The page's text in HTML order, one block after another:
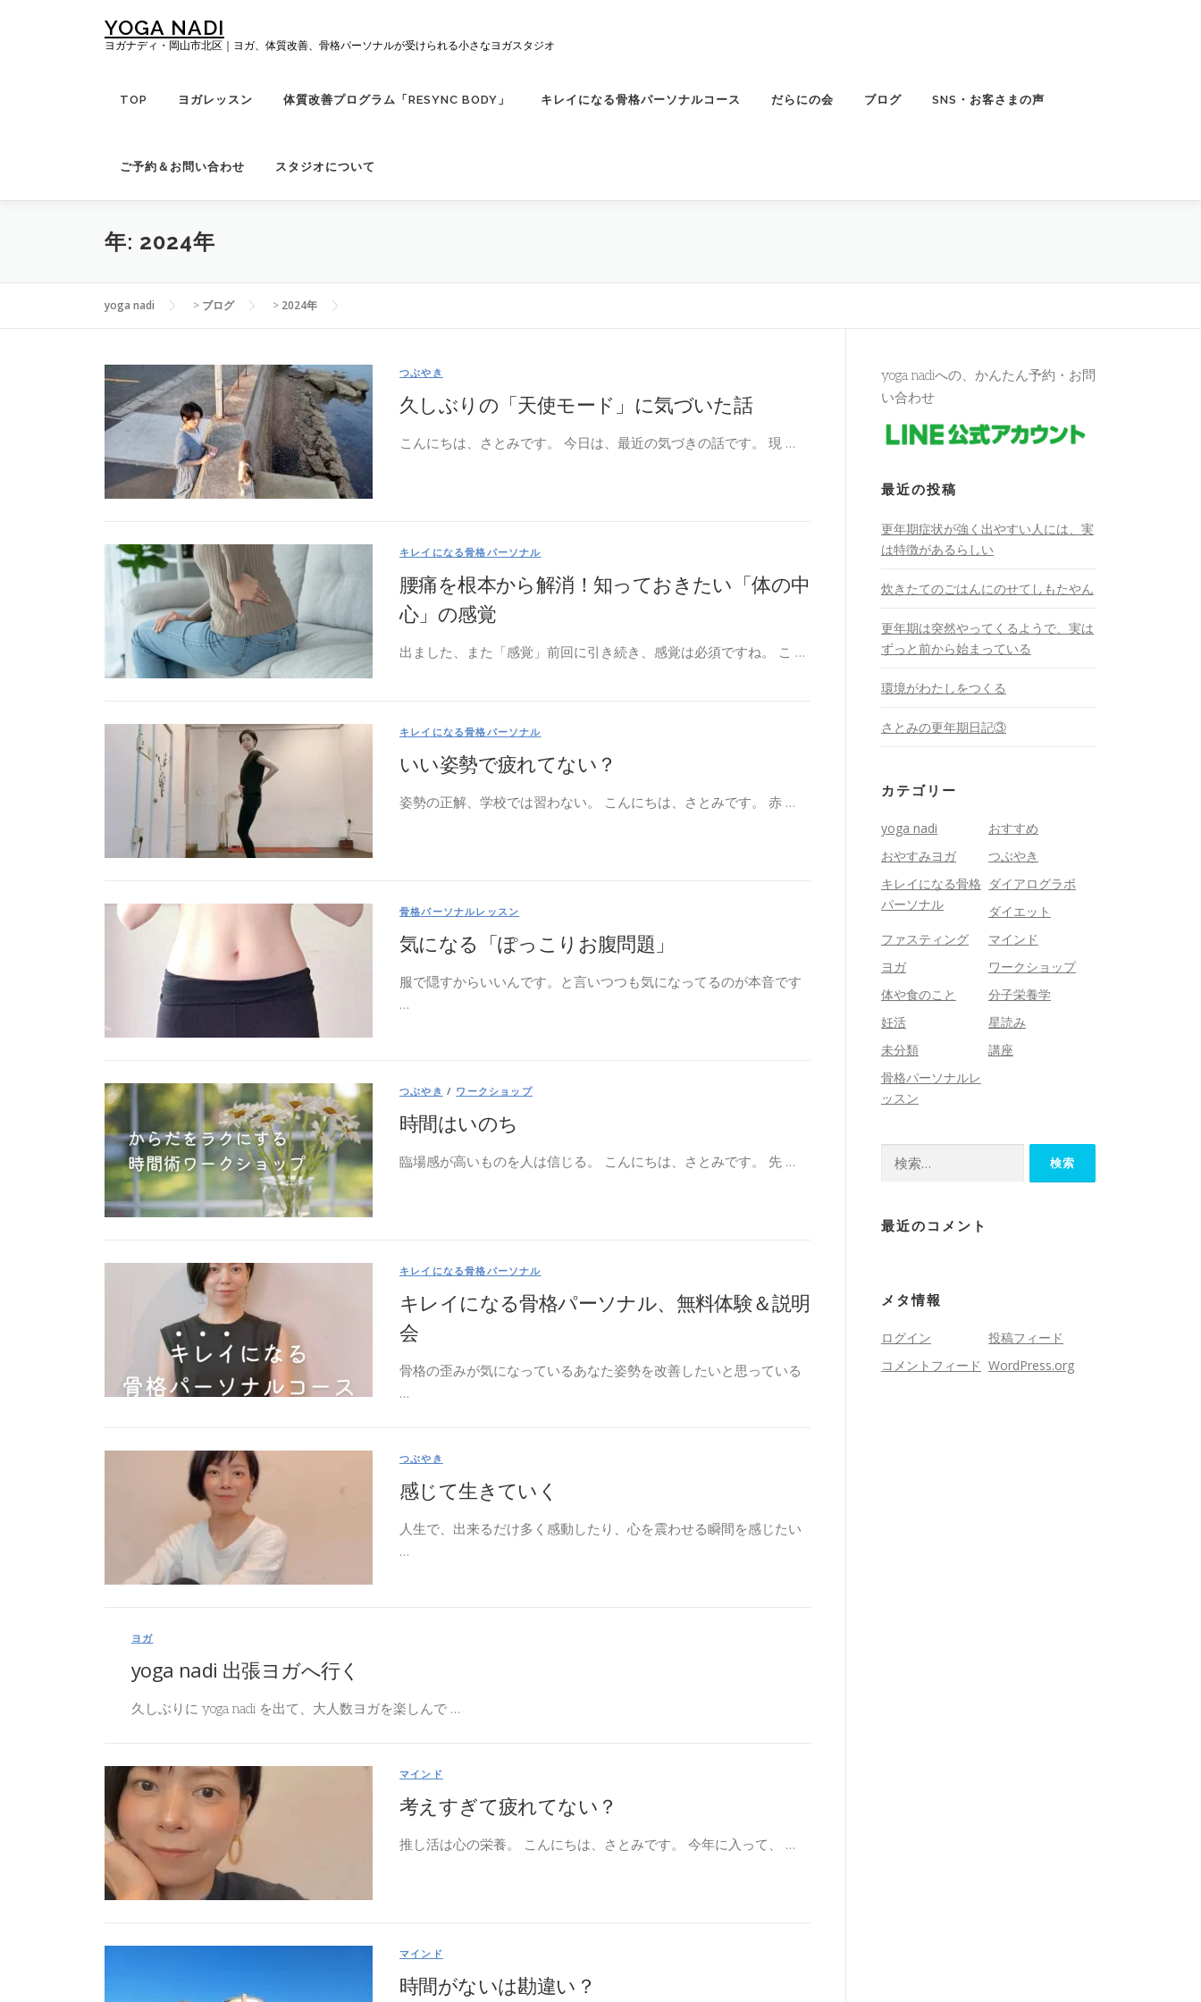
YOGA NADI
ヨガナディ・岡山市北区｜ヨガ、体質改善、骨格パーソナルが受けられる小さなヨガスタジオ
TOP ヨガレッスン 体質改善プログラム「RESYNC BODY」 キレイになる骨格パーソナルコース だらにの会 ブログ SNS・お客さまの声
ご予約＆お問い合わせ スタジオについて
年: 2024年
yoga nadi > ブログ > 2024年
つぶやき
久しぶりの「天使モード」に気づいた話
こんにちは、さとみです。 今日は、最近の気づきの話です。 現 …
キレイになる骨格パーソナル
腰痛を根本から解消！知っておきたい「体の中
心」の感覚
出ました、また「感覚」前回に引き続き、感覚は必須ですね。 こ …
キレイになる骨格パーソナル
いい姿勢で疲れてない？
姿勢の正解、学校では習わない。 こんにちは、さとみです。 赤 …
骨格パーソナルレッスン
気になる「ぽっこりお腹問題」
服で隠すからいいんです。と言いつつも気になってるのが本音です
…
つぶやき / ワークショップ
時間はいのち
臨場感が高いものを人は信じる。 こんにちは、さとみです。 先 …
キレイになる骨格パーソナル
キレイになる骨格パーソナル、無料体験＆説明
会
骨格の歪みが気になっているあなた姿勢を改善したいと思っている
…
つぶやき
感じて生きていく
人生で、出来るだけ多く感動したり、心を震わせる瞬間を感じたい
…
ヨガ
yoga nadi 出張ヨガへ行く
久しぶりに yoga nadi を出て、大人数ヨガを楽しんで …
マインド
考えすぎて疲れてない？
推し活は心の栄養。 こんにちは、さとみです。 今年に入って、 …
マインド
時間がないは勘違い？
yoga nadiへの、かんたん予約・お問
い合わせ
最近の投稿
更年期症状が強く出やすい人には、実
は特徴があるらしい
炊きたてのごはんにのせてしもたやん
更年期は突然やってくるようで、実は
ずっと前から始まっている
環境がわたしをつくる
さとみの更年期日記③
カテゴリー
yoga nadi
おすすめ
おやすみヨガ
つぶやき
キレイになる骨格
パーソナル
ダイアログラボ
ダイエット
ファスティング
マインド
ヨガ
ワークショップ
体や食のこと
分子栄養学
妊活
星読み
未分類
講座
骨格パーソナルレ
ッスン
最近のコメント
メタ情報
ログイン
投稿フィード
コメントフィード WordPress.org